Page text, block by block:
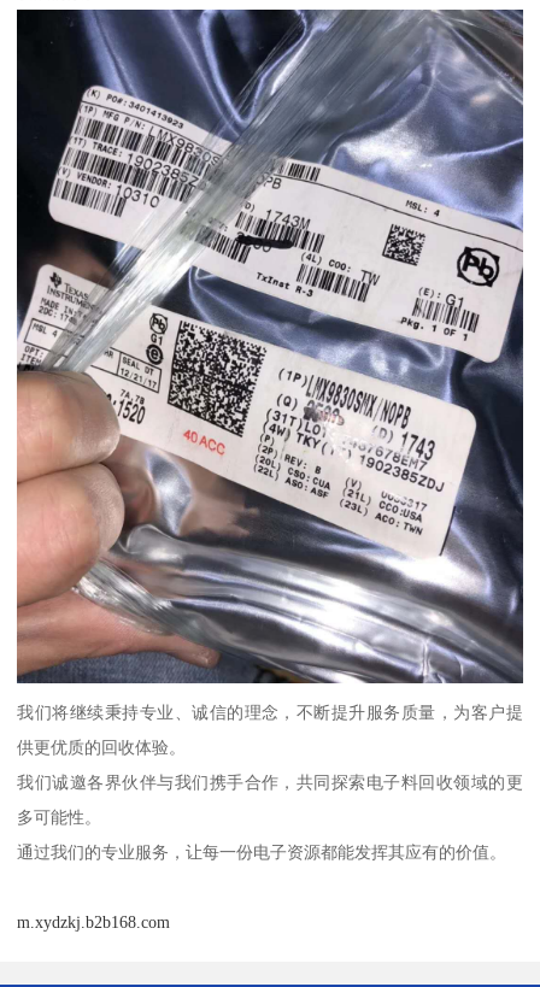
我们将继续秉持专业、诚信的理念，不断提升服务质量，为客户提
供更优质的回收体验。
我们诚邀各界伙伴与我们携手合作，共同探索电子料回收领域的更
多可能性。
通过我们的专业服务，让每一份电子资源都能发挥其应有的价值。
m.xydzkj.b2b168.com